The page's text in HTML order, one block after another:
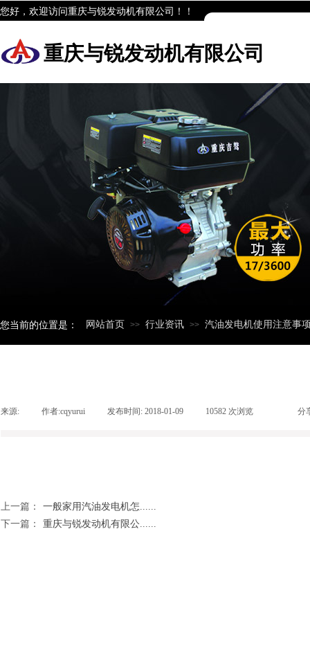
重庆与锐发动机有限公司
您好，欢迎访问重庆与锐发动机有限公司！！
您当前的位置是： 网站首页 >> 行业资讯 >> 汽油发电机使用注意事
来源: 作者:cqyurui 发布时间: 2018-01-09 10582 次浏览 分
上一篇：
一般家用汽油发电机怎......
下一篇：
重庆与锐发动机有限公......